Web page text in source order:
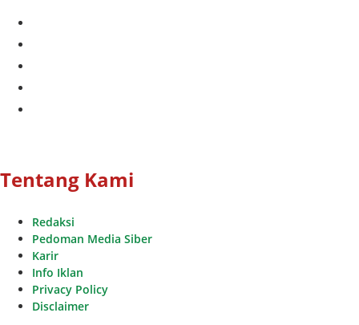
Tentang Kami
Redaksi
Pedoman Media Siber
Karir
Info Iklan
Privacy Policy
Disclaimer